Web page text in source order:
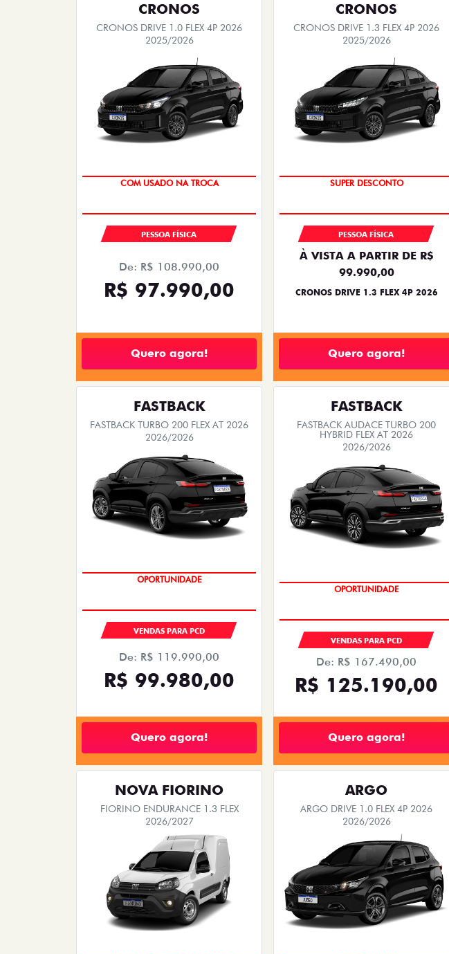
CRONOS
CRONOS DRIVE 1.0 FLEX 4P 2026
2025/2026
SUPER DESCONTO
PESSOA FÍSICA
De: R$ 108.990,00
R$ 97.990,00
Quero agora!
CRONOS
CRONOS DRIVE 1.3 FLEX 4P 2026
2025/2026
BÔNUS DE ATÉ R$ 14 MIL
PESSOA FÍSICA
À VISTA A PARTIR DE R$
99.990,00
CRONOS DRIVE 1.3 FLEX 4P 2026
Quero agora!
FASTBACK
FASTBACK TURBO 200 FLEX AT 2026
2026/2026
OPORTUNIDADE
VENDAS PARA PCD
De: R$ 119.990,00
R$ 99.980,00
Quero agora!
FASTBACK
FASTBACK AUDACE TURBO 200
HYBRID FLEX AT 2026
2026/2026
OPORTUNIDADE
VENDAS PARA PCD
De: R$ 167.490,00
R$ 125.190,00
Quero agora!
NOVA FIORINO
FIORINO ENDURANCE 1.3 FLEX
2026/2027
ARGO
ARGO DRIVE 1.0 FLEX 4P 2026
2026/2026